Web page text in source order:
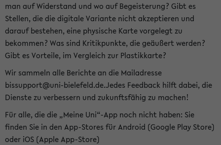
man auf Widerstand und wo auf Begeisterung? Gibt es
Stellen, die die digitale Variante nicht akzeptieren und
darauf bestehen, eine physische Karte vorgelegt zu
bekommen? Was sind Kritikpunkte, die geäußert werden?
Gibt es Vorteile, im Vergleich zur Plastikkarte?
Wir sammeln alle Berichte an die Mailadresse
bissupport@uni-bielefeld.de.Jedes Feedback hilft dabei, die
Dienste zu verbessern und zukunftsfähig zu machen!
Für alle, die die „Meine Uni“-App noch nicht haben: Sie
finden Sie in den App-Stores für Android (Google Play Store)
oder iOS (Apple App-Store)